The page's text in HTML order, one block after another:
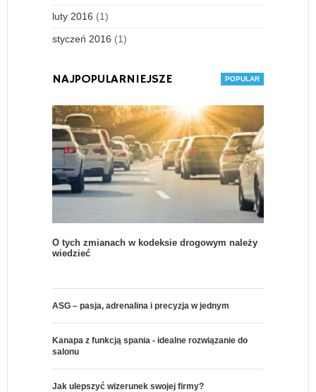
luty 2016 (1)
styczeń 2016 (1)
NAJPOPULARNIEJSZE
O tych zmianach w kodeksie drogowym należy
wiedzieć
ASG – pasja, adrenalina i precyzja w jednym
Kanapa z funkcją spania - idealne rozwiązanie do
salonu
Jak ulepszyć wizerunek swojej firmy?